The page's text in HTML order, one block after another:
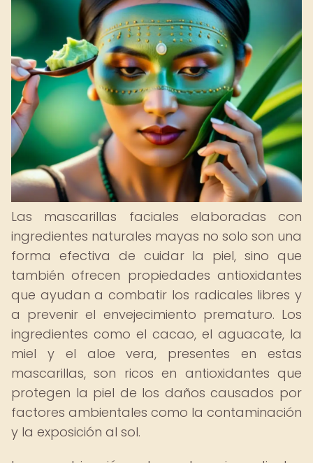
Las mascarillas faciales elaboradas con
ingredientes naturales mayas no solo son una
forma efectiva de cuidar la piel, sino que
también ofrecen propiedades antioxidantes
que ayudan a combatir los radicales libres y
a prevenir el envejecimiento prematuro. Los
ingredientes como el cacao, el aguacate, la
miel y el aloe vera, presentes en estas
mascarillas, son ricos en antioxidantes que
protegen la piel de los daños causados por
factores ambientales como la contaminación
y la exposición al sol.